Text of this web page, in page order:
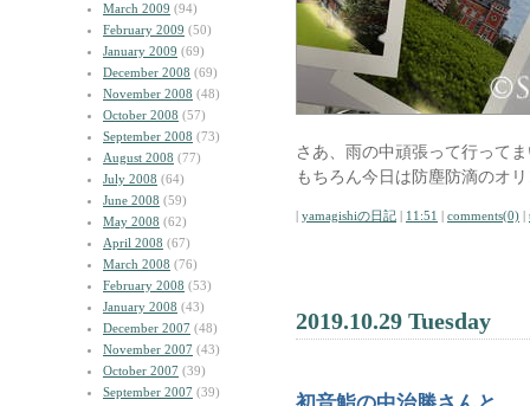
March 2009 (94)
February 2009 (50)
January 2009 (69)
December 2008 (69)
November 2008 (48)
October 2008 (57)
September 2008 (73)
August 2008 (77)
July 2008 (64)
June 2008 (59)
May 2008 (62)
April 2008 (67)
March 2008 (76)
February 2008 (53)
January 2008 (43)
December 2007 (48)
November 2007 (43)
October 2007 (39)
September 2007 (39)
さあ、雨の中頑張って行って
もちろん今日は防塵防滴のオ
| yamagishiの日記 | 11:51 | comments(0) |
2019.10.29 Tuesday